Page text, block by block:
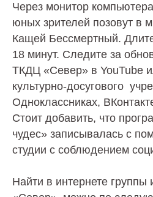
Через монитор
юных зрителей позовут в
Кащей Бессмертный.
18 минут. Следите за
ТКДЦ «Север» в YouTube
культурно-досугового
Одноклассниках,
Стоит добавить, что
чудес» записывалась с
студии с соблюдением
Найти в интернете